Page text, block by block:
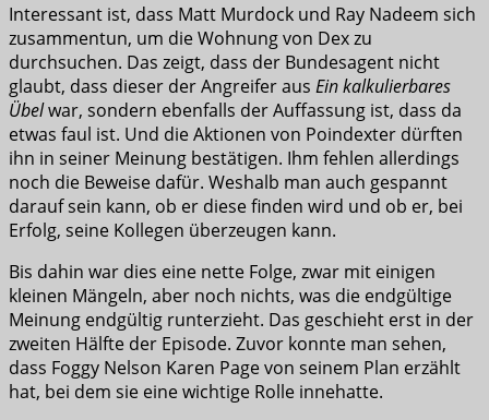
Interessant ist, dass Matt Murdock und Ray Nadeem sich
zusammentun, um die Wohnung von Dex zu
durchsuchen. Das zeigt, dass der Bundesagent nicht
glaubt, dass dieser der Angreifer aus Ein kalkulierbares
Übelwar, sondern ebenfalls der Auffassung ist, dass da
etwas faul ist. Und die Aktionen von Poindexter dürften
ihn in seiner Meinung bestätigen. Ihm fehlen allerdings
noch die Beweise dafür. Weshalb man auch gespannt
darauf sein kann, ob er diese finden wird und ob er, bei
Erfolg, seine Kollegen überzeugen kann.
Bis dahin war dies eine nette Folge, zwar mit einigen
kleinen Mängeln, aber noch nichts, was die endgültige
Meinung endgültig runterzieht. Das geschieht erst in der
zweiten Hälfte der Episode. Zuvor konnte man sehen,
dass Foggy Nelson Karen Page von seinem Plan erzählt
hat, bei dem sie eine wichtige Rolle innehatte.